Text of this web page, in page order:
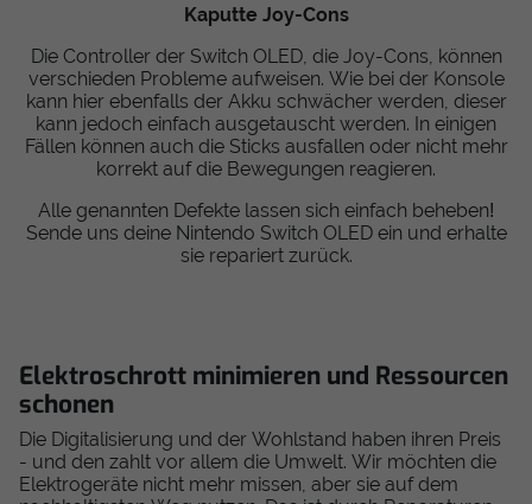
Kaputte Joy-Cons
Die Controller der Switch OLED, die Joy-Cons, können
verschieden Probleme aufweisen. Wie bei der Konsole
kann hier ebenfalls der Akku schwächer werden, dieser
kann jedoch einfach ausgetauscht werden. In einigen
Fällen können auch die Sticks ausfallen oder nicht mehr
korrekt auf die Bewegungen reagieren.
Alle genannten Defekte lassen sich einfach beheben!
Sende uns deine Nintendo Switch OLED ein und erhalte
sie repariert zurück.
Elektroschrott minimieren und Ressourcen
schonen
Die Digitalisierung und der Wohlstand haben ihren Preis
- und den zahlt vor allem die Umwelt. Wir möchten die
Elektrogeräte nicht mehr missen, aber sie auf dem